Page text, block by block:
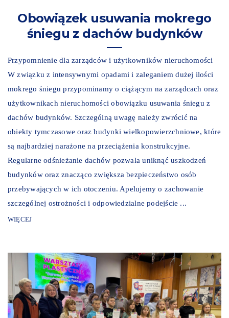
Obowiązek usuwania mokrego
śniegu z dachów budynków
Przypomnienie dla zarządców i użytkowników nieruchomości
W związku z intensywnymi opadami i zaleganiem dużej ilości
mokrego śniegu przypominamy o ciążącym na zarządcach oraz
użytkownikach nieruchomości obowiązku usuwania śniegu z
dachów budynków. Szczególną uwagę należy zwrócić na
obiekty tymczasowe oraz budynki wielkopowierzchniowe, które
są najbardziej narażone na przeciążenia konstrukcyjne.
Regularne odśnieżanie dachów pozwala uniknąć uszkodzeń
budynków oraz znacząco zwiększa bezpieczeństwo osób
przebywających w ich otoczeniu. Apelujemy o zachowanie
szczególnej ostrożności i odpowiedzialne podejście ...
WIĘCEJ